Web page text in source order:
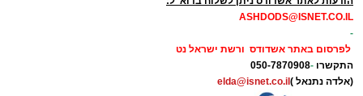
ASHDODS@ISNET.CO.IL
-
לפרסום באתר אשדודס ורשת ישראל נט
התקשרו -
050-7870908
(אלדה נתנאל ) elda@isnet.co.il